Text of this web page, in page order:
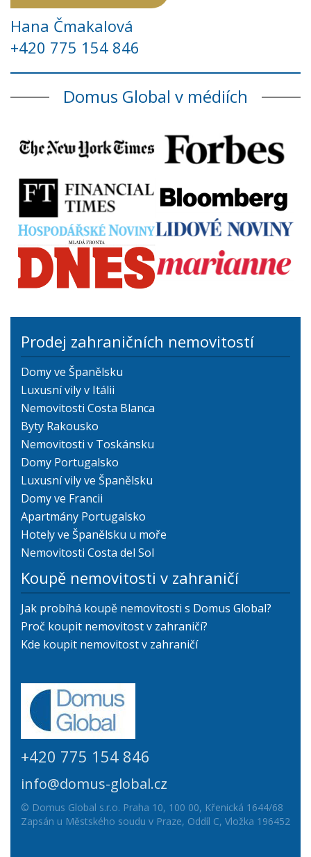
Hana Čmakalová
+420 775 154 846
Domus Global v médiích
Prodej zahraničních nemovitostí
Domy ve Španělsku
Luxusní vily v Itálii
Nemovitosti Costa Blanca
Byty Rakousko
Nemovitosti v Toskánsku
Domy Portugalsko
Luxusní vily ve Španělsku
Domy ve Francii
Apartmány Portugalsko
Hotely ve Španělsku u moře
Nemovitosti Costa del Sol
Koupě nemovitosti v zahraničí
Jak probíhá koupě nemovitosti s Domus Global?
Proč koupit nemovitost v zahraničí?
Kde koupit nemovitost v zahraničí
+420 775 154 846
info@domus-global.cz
© Domus Global s.r.o. Praha 10, 100 00, Křenická 1644/68
Zapsán u Městského soudu v Praze, Oddíl C, Vložka 196452